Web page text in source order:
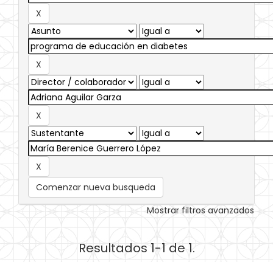
Comenzar nueva busqueda
Mostrar filtros avanzados
Resultados 1-1 de 1.